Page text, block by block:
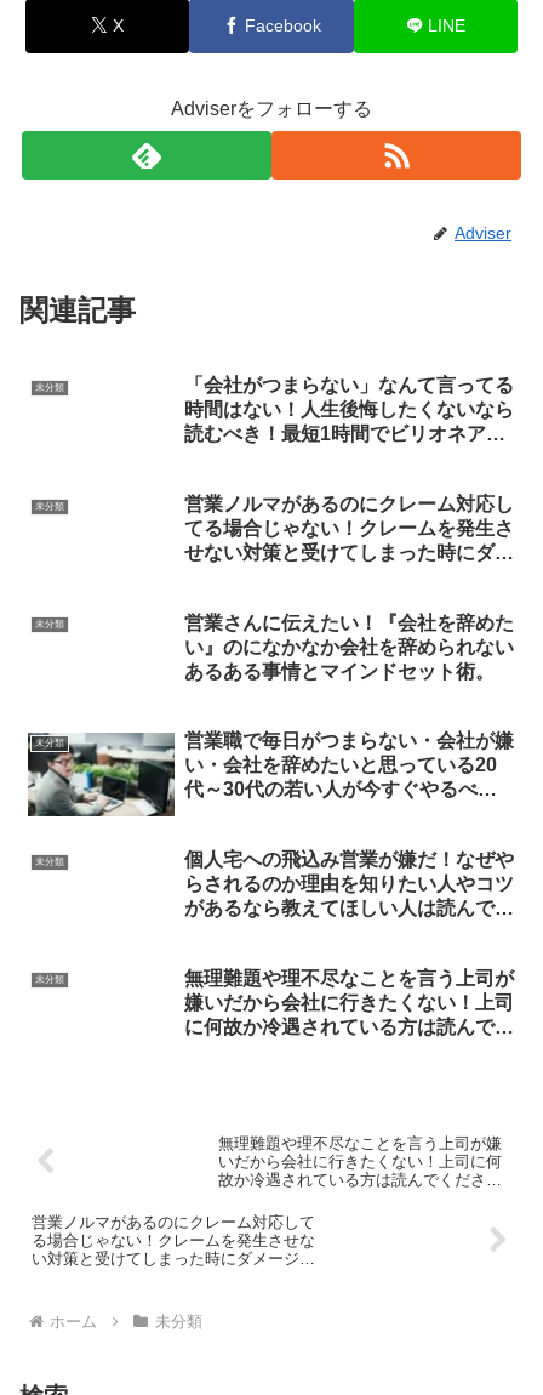
X Facebook LINE
Adviserをフォローする
Adviser
関連記事
未分類
「会社がつまらない」なんて言ってる
時間はない！人生後悔したくないなら
読むべき！最短1時間でビリオネアの
未分類
営業ノルマがあるのにクレーム対応し
てる場合じゃない！クレームを発生さ
せない対策と受けてしまった時にダメ
未分類
営業さんに伝えたい！『会社を辞めた
い』のになかなか会社を辞められない
あるある事情とマインドセット術。
未分類
営業職で毎日がつまらない・会社が嫌
い・会社を辞めたいと思っている20
代～30代の若い人が今すぐやるべき5
未分類
個人宅への飛込み営業が嫌だ！なぜや
らされるのか理由を知りたい人やコツ
があるなら教えてほしい人は読んでく
未分類
無理難題や理不尽なことを言う上司が
嫌いだから会社に行きたくない！上司
に何故か冷遇されている方は読んでく
無理難題や理不尽なことを言う上司が嫌
いだから会社に行きたくない！上司に何
故か冷遇されている方は読んでくださ
営業ノルマがあるのにクレーム対応して
る場合じゃない！クレームを発生させな
い対策と受けてしまった時にダメージを
ホーム 未分類